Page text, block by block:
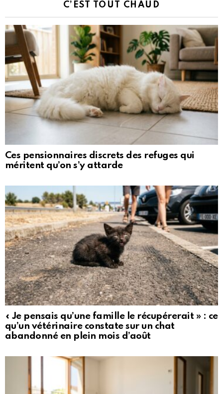
C’EST TOUT CHAUD
Ces pensionnaires discrets des refuges qui
méritent qu’on s’y attarde
« Je pensais qu’une famille le récupérerait » : ce
qu’un vétérinaire constate sur un chat
abandonné en plein mois d’août